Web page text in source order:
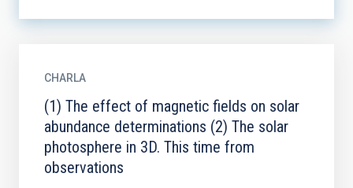
CHARLA
(1) The effect of magnetic fields on solar
abundance determinations (2) The solar
photosphere in 3D. This time from
observations